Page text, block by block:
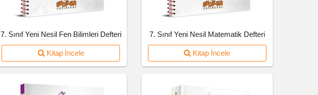
7. Sınıf Yeni Nesil Fen Bilimleri Defteri
Kitap İncele
7. Sınıf Yeni Nesil Matematik Defteri
Kitap İncele